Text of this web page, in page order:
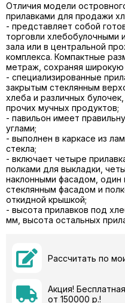
Отличия модели
прилавками для продажи
- представляет собой
торговли хлебобулочными
зала или в центральной
комплекса. Компактные
метраж, сохраняя широкую
- специализированные
закрытым стеклянным
хлеба и различных
прочих мучных продуктов;
- павильон имеет
углами;
- выполнен в каркасе из
стекла;
- включает четыре
полками для выкладки,
наклонными фасадом, один
стеклянным фасадом и
откидной крышкой;
- высота прилавков под
мм, высота остальных
Рассчитать по
Акция!
от 150000 р.!